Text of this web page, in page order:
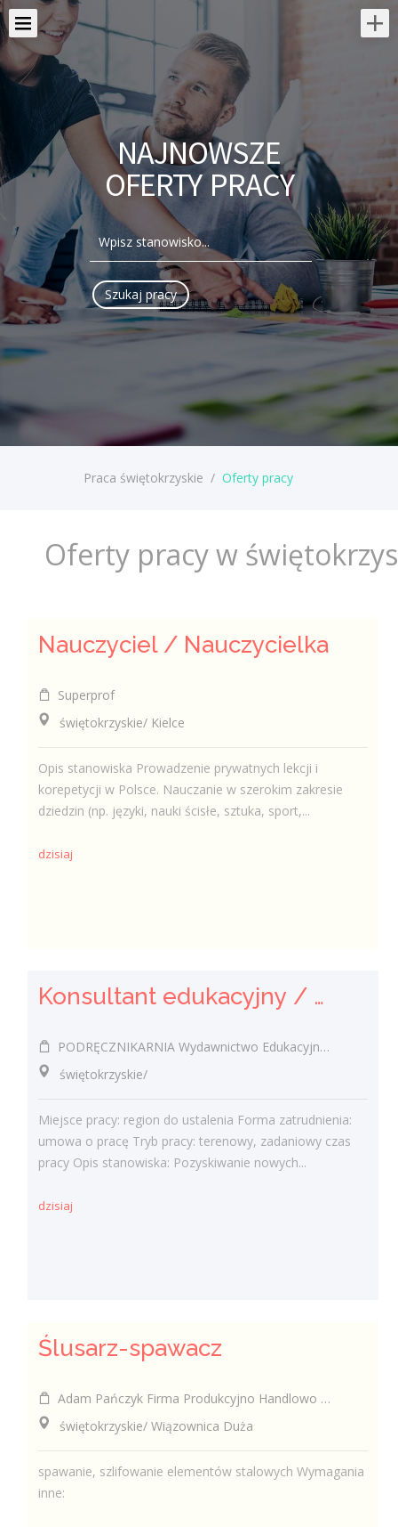
NAJNOWSZE
OFERTY PRACY
Praca świętokrzyskie / Oferty pracy
Oferty pracy w
Nauczyciel / Nauczycielka
Superprof
świętokrzyskie/ Kielce
Opis stanowiska Prowadzenie prywatnych lekcji i
korepetycji w Polsce. Nauczanie w szerokim zakresie
dziedzin (np. języki, nauki ścisłe, sztuka, sport,...
dzisiaj
Konsultant edukacyjny / Konsultantka edukacyjna
PODRĘCZNIKARNIA Wydawnictwo Edukacyjne Sp. z o.o.
świętokrzyskie/
Miejsce pracy: region do ustalenia Forma zatrudnienia:
umowa o pracę Tryb pracy: terenowy, zadaniowy czas
pracy Opis stanowiska: Pozyskiwanie nowych...
dzisiaj
Ślusarz-spawacz
Adam Pańczyk Firma Produkcyjno Handlowo Usługowa "KONRAD" Wiązownica Duża
świętokrzyskie/ Wiązownica Duża
spawanie, szlifowanie elementów stalowych Wymagania
inne: